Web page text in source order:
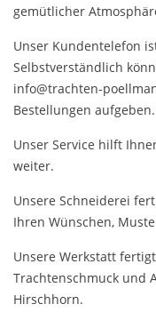
gemütlicher
Unser Kundentelefon
Selbstverständlich
info@trachten-
Bestellungen aufgeben.
Unser Service hilft
weiter.
Unsere Schneiderei
Ihren Wünschen,
Unsere Werkstatt
Trachtenschmuck und
Hirschhorn.